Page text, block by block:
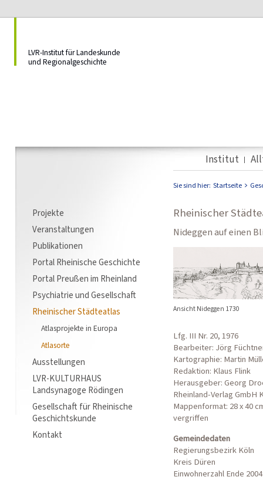
LVR-Institut für Landeskunde
und Regionalgeschichte
Institut
Projekte
Veranstaltungen
Publikationen
Portal Rheinische Geschichte
Portal Preußen im Rheinland
Psychiatrie und Gesellschaft
Rheinischer Städteatlas
Atlasprojekte in Europa
Atlasorte
Ausstellungen
LVR-KULTURHAUS
Landsynagoge Rödingen
Gesellschaft für Rheinische
Geschichtskunde
Kontakt
Sie sind hier: Startseite
Rheinischer
Nideggen auf einen
Ansicht Nideggen 1730
Lfg. III Nr. 20, 1976
Bearbeiter: Jörg
Kartographie: Martin
Redaktion: Klaus Flink
Herausgeber: Georg
Rheinland-Verlag GmbH
Mappenformat: 28 x 40
vergriffen
Gemeindedaten
Regierungsbezirk Köln
Kreis Düren
Einwohnerzahl Ende